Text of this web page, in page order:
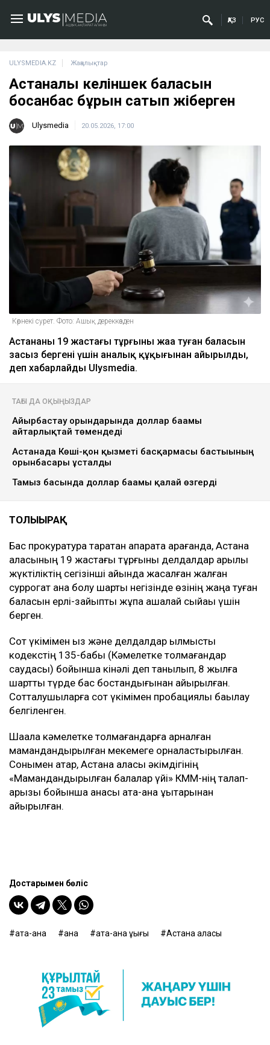
ҚАЗ РУС
ULYSMEDIA.KZ Жаңалықтар
Астаналық келіншек баласын
босанбас бұрын сатып жіберген
Ulysmedia 20.05.2026, 17:00
Көрнекі сурет. Фото: Ашық дереккөзден
Астананың 19 жастағы тұрғыны жаңа туған баласын
заңсыз бергені үшін аналық құқығынан айырылды,
деп хабарлайды Ulysmedia.
ТАҒЫ ДА ОҚЫҢЫЗДАР
Айырбастау орындарында доллар бағамы
айтарлықтай төмендеді
Астанада Көші-қон қызметі басқармасы бастығының
орынбасары ұсталды
Тамыз басында доллар бағамы қалай өзгерді
ТОЛЫҒЫРАҚ
Бас прокуратура таратқан ақпаратқа қарағанда, Астана
қаласының 19 жастағы тұрғыны делдалдар арқылы
жүктіліктің сегізінші айында жасалған жалған
суррогат ана болу шарты негізінде өзінің жаңа туған
баласын ерлі-зайыпты жұпқа ақшалай сыйақы үшін
берген.
Сот үкімімен қыз және делдалдар қылмыстық
кодекстің 135-бабы (Кәмелетке толмағандар
саудасы) бойынша кінәлі деп танылып, 8 жылға
шартты түрде бас бостандығынан айырылған.
Сотталушыларға сот үкімімен пробациялық бақылау
белгіленген.
Шақалақ кәмелетке толмағандарға арналған
мамандандырылған мекемеге орналастырылған.
Сонымен қатар, Астана қаласы әкімдігінің
«Мамандандырылған балалар үйі» КММ-нің талап-
арызы бойынша анасы ата-ана құқықтарынан
айырылған.
Достарыңмен бөліс
ата-ана ана ата-ана құқығы Астана қаласы